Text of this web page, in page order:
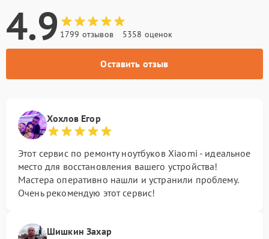
4.9 1799 отзывов 5358 оценок
Оставить отзыв
Хохлов Егор
Этот сервис по ремонту ноутбуков Xiaomi - идеальное
место для восстановления вашего устройства!
Мастера оперативно нашли и устранили проблему.
Очень рекомендую этот сервис!
Шишкин Захар